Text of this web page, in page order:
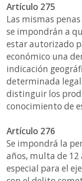
Artículo 275
Las mismas
se impondrán a
estar autorizado
económico una
indicación
determinada
distinguir los
conocimiento de
Artículo 276
Se impondrá la
años, multa de
especial para el